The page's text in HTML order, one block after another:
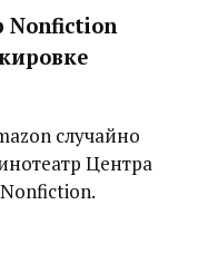
Nonfiction
случайно
Центра